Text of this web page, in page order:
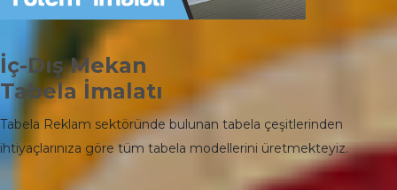
İç-Dış Mekan
Tabela İmalatı
Tabela Reklam sektöründe bulunan tabela çeşitlerinden
ihtiyaçlarınıza göre tüm tabela modellerini üretmekteyiz.